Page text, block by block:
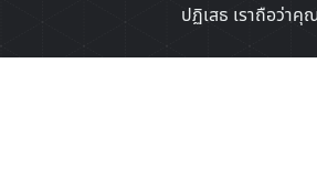
ปฏิเสธ เราถือว่า